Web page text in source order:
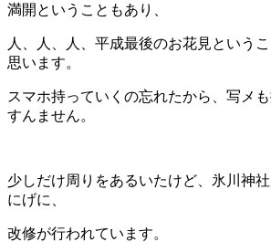
満開ということもあり、
人、人、人、平成最後のお花見という
思います。
スマホ持っていくの忘れたから、写メも
すんません。
少しだけ周りをあるいたけど、氷川神
にげに、
改修が行われています。